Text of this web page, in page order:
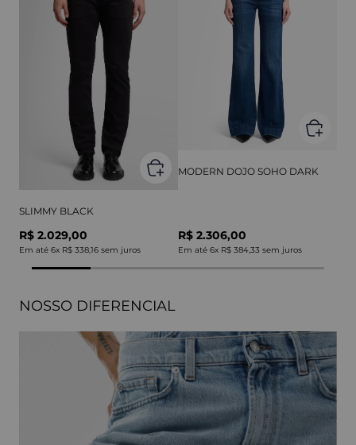
SLIMMY BLACK
R$ 2.029,00
Em até 6x R$ 338,16 sem juros
MODERN DOJO SOHO DARK
R$ 2.306,00
Em até 6x R$ 384,33 sem juros
NOSSO DIFERENCIAL